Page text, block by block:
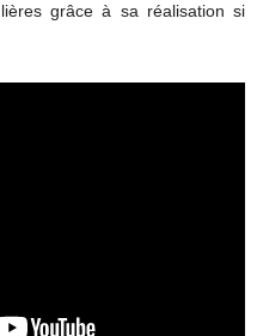
grâce à sa réalisation si